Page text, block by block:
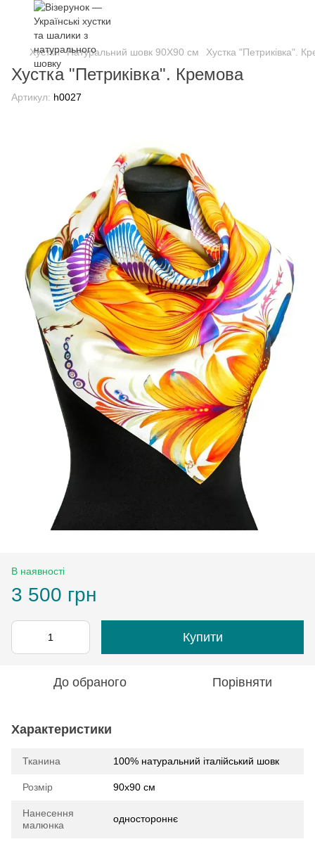
Хустки Натуральний шовк 90Х90 см Хустка "Петриківка".
Хустка "Петриківка". Кремова
Артикул: h0027
В наявності
3 500 грн
Купити
До обраного Порівняти
Характеристики
Тканина 100% натуральний італійський шовк
Розмір 90х90 см
Нанесення
малюнка
одностороннє